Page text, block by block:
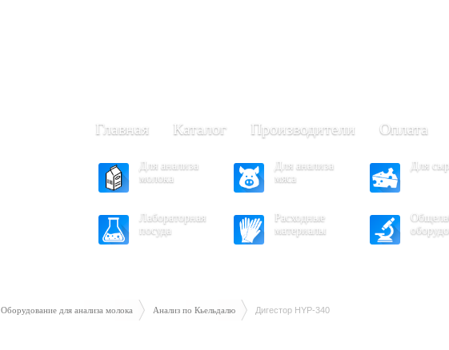
Главная Каталог Производители Оплата
Для анализа
молока
Для анализа
мяса
Для
Лабораторная
посуда
Расходные
материалы
Оборудование для анализа молока Анализ по Кьельдалю Дигестор HYP-340